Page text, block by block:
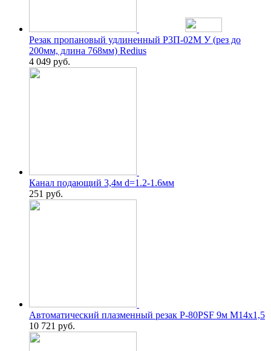
Резак пропановый удлиненный Р3П-02М У (рез до
200мм, длина 768мм) Redius
4 049 руб.
Канал подающий 3,4м d=1.2-1.6мм
251 руб.
Автоматический плазменный резак P-80PSF 9м М14х1,5
10 721 руб.